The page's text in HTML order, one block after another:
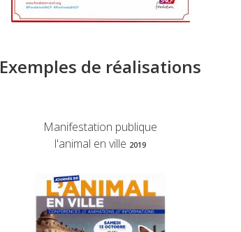
Exemples de réalisations
Manifestation publique
l'animal en ville 2019